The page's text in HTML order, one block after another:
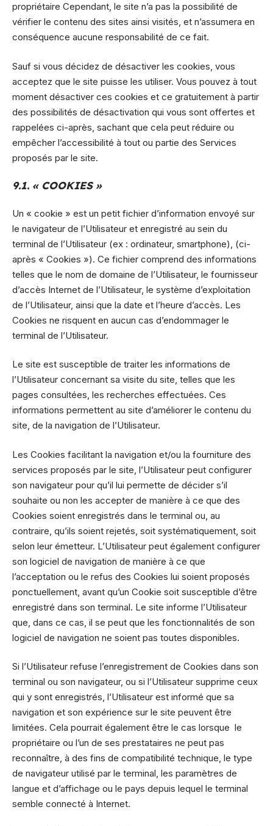
propriétaire Cependant, le site n’a pas la possibilité de
vérifier le contenu des sites ainsi visités, et n’assumera en
conséquence aucune responsabilité de ce fait.
Sauf si vous décidez de désactiver les cookies, vous
acceptez que le site puisse les utiliser. Vous pouvez à tout
moment désactiver ces cookies et ce gratuitement à partir
des possibilités de désactivation qui vous sont offertes et
rappelées ci-après, sachant que cela peut réduire ou
empêcher l’accessibilité à tout ou partie des Services
proposés par le site.
9.1. « COOKIES »
Un « cookie » est un petit fichier d’information envoyé sur
le navigateur de l’Utilisateur et enregistré au sein du
terminal de l’Utilisateur (ex : ordinateur, smartphone), (ci-
après « Cookies »). Ce fichier comprend des informations
telles que le nom de domaine de l’Utilisateur, le fournisseur
d’accès Internet de l’Utilisateur, le système d’exploitation
de l’Utilisateur, ainsi que la date et l’heure d’accès. Les
Cookies ne risquent en aucun cas d’endommager le
terminal de l’Utilisateur.
Le site est susceptible de traiter les informations de
l’Utilisateur concernant sa visite du site, telles que les
pages consultées, les recherches effectuées. Ces
informations permettent au site d’améliorer le contenu du
site, de la navigation de l’Utilisateur.
Les Cookies facilitant la navigation et/ou la fourniture des
services proposés par le site, l’Utilisateur peut configurer
son navigateur pour qu’il lui permette de décider s’il
souhaite ou non les accepter de manière à ce que des
Cookies soient enregistrés dans le terminal ou, au
contraire, qu’ils soient rejetés, soit systématiquement, soit
selon leur émetteur. L’Utilisateur peut également configurer
son logiciel de navigation de manière à ce que
l’acceptation ou le refus des Cookies lui soient proposés
ponctuellement, avant qu’un Cookie soit susceptible d’être
enregistré dans son terminal. Le site informe l’Utilisateur
que, dans ce cas, il se peut que les fonctionnalités de son
logiciel de navigation ne soient pas toutes disponibles.
Si l’Utilisateur refuse l’enregistrement de Cookies dans son
terminal ou son navigateur, ou si l’Utilisateur supprime ceux
qui y sont enregistrés, l’Utilisateur est informé que sa
navigation et son expérience sur le site peuvent être
limitées. Cela pourrait également être le cas lorsque le
propriétaire ou l’un de ses prestataires ne peut pas
reconnaître, à des fins de compatibilité technique, le type
de navigateur utilisé par le terminal, les paramètres de
langue et d’affichage ou le pays depuis lequel le terminal
semble connecté à Internet.